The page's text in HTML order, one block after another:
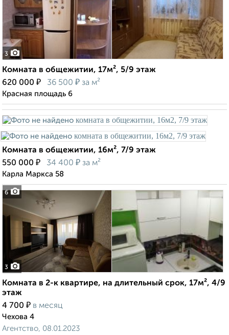
3
Комната в общежитии, 17м², 5/9 этаж
620 000 ₽ 36 500 ₽ за м²
Красная площадь 6
6
Комната в общежитии, 16м², 7/9 этаж
550 000 ₽ 34 400 ₽ за м²
Карла Маркса 58
3
Комната в 2-к квартире, на длительный срок, 17м², 4/9
этаж
4 700 ₽ в месяц
Чехова 4
Агентство, 08.01.2023